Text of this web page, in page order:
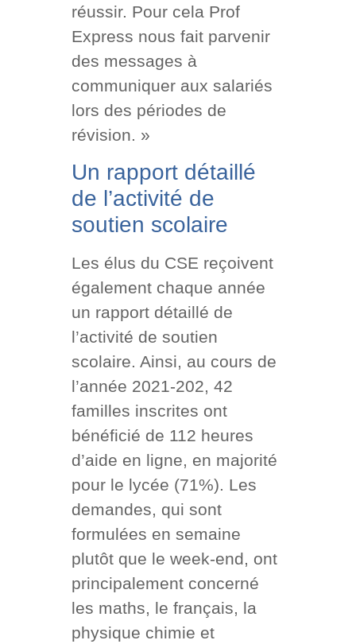
réussir. Pour cela Prof
Express nous fait parvenir
des messages à
communiquer aux salariés
lors des périodes de
révision. »
Un rapport détaillé
de l’activité de
soutien scolaire
Les élus du CSE reçoivent
également chaque année
un rapport détaillé de
l’activité de soutien
scolaire. Ainsi, au cours de
l’année 2021-202, 42
familles inscrites ont
bénéficié de 112 heures
d’aide en ligne, en majorité
pour le lycée (71%). Les
demandes, qui sont
formulées en semaine
plutôt que le week-end, ont
principalement concerné
les maths, le français, la
physique chimie et